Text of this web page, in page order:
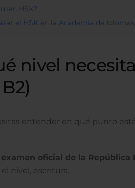
HSK?
el HSK en la Academia de Idiomas
nivel
entender en qué punto
examen oficial de la República
nivel, escritura.